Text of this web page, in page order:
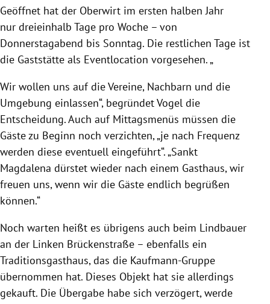
Geöffnet hat der Oberwirt im ersten halben Jahr
nur dreieinhalb Tage pro Woche – von
Donnerstagabend bis Sonntag. Die restlichen Tage ist
die Gaststätte als Eventlocation vorgesehen. „
Wir wollen uns auf die Vereine, Nachbarn und die
Umgebung einlassen“, begründet Vogel die
Entscheidung. Auch auf Mittagsmenüs müssen die
Gäste zu Beginn noch verzichten, „je nach Frequenz
werden diese eventuell eingeführt“. „Sankt
Magdalena dürstet wieder nach einem Gasthaus, wir
freuen uns, wenn wir die Gäste endlich begrüßen
können.“
Noch warten heißt es übrigens auch beim Lindbauer
an der Linken Brückenstraße – ebenfalls ein
Traditionsgasthaus, das die Kaufmann-Gruppe
übernommen hat. Dieses Objekt hat sie allerdings
gekauft. Die Übergabe habe sich verzögert, werde